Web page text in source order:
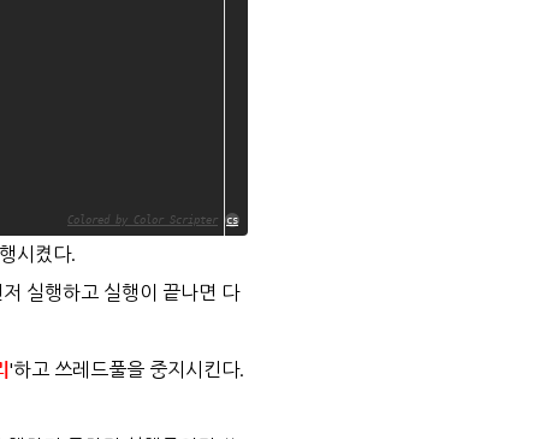
Colored by Color Scripter cs
시켰다.
실행하고 실행이 끝나면 다
'하고 쓰레드풀을 중지시킨다.